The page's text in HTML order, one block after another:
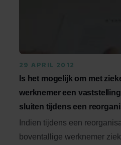
29 APRIL 2012
Is het mogelijk om met
werknemer een
sluiten tijdens een
Indien tijdens een
boventallige werknemer